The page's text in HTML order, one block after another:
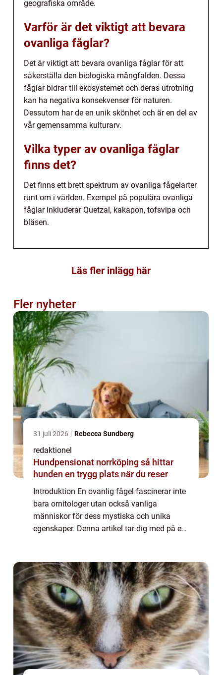
geografiska område.
Varför är det viktigt att bevara
ovanliga fåglar?
Det är viktigt att bevara ovanliga fåglar för att
säkerställa den biologiska mångfalden. Dessa
fåglar bidrar till ekosystemet och deras utrotning
kan ha negativa konsekvenser för naturen.
Dessutom har de en unik skönhet och är en del av
vår gemensamma kulturarv.
Vilka typer av ovanliga fåglar
finns det?
Det finns ett brett spektrum av ovanliga fågelarter
runt om i världen. Exempel på populära ovanliga
fåglar inkluderar Quetzal, kakapon, tofsvipa och
bläsen.
Läs fler inlägg här
Fler nyheter
31 juli 2026 Rebecca Sundberg
redaktionel
Hundpensionat norrköping så hittar
hunden en trygg plats när du reser
Introduktion En ovanlig fågel fascinerar inte
bara ornitologer utan också vanliga
människor för dess mystiska och unika
egenskaper. Denna artikel tar dig med på en
översi...